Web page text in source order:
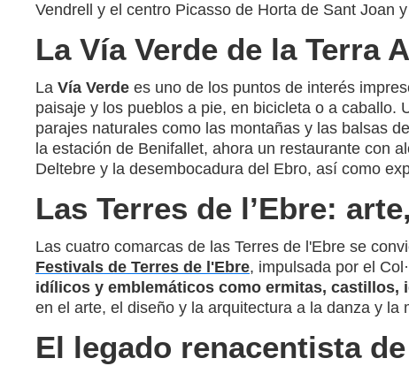
Vendrell y el centro Picasso de Horta de Sant Joan
La Vía Verde de la Terra
La Vía Verde es uno de los puntos de interés
paisaje y los pueblos a pie, en bicicleta o a caballo.
parajes naturales como las montañas y las balsas
la estación de Benifallet, ahora un restaurante con
Deltebre y la desembocadura del Ebro, así como
Las Terres de l’Ebre:
Las cuatro comarcas de las Terres de l'Ebre se
Festivals de Terres de l'Ebre, impulsada por el
idílicos y emblemáticos como ermitas, castillos,
en el arte, el diseño y la arquitectura a la danza y la
El legado renacentista